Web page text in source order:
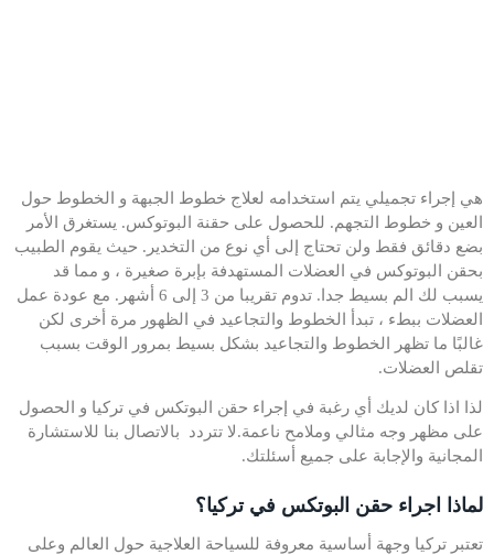
هي إجراء تجميلي يتم استخدامه لعلاج خطوط الجبهة و الخطوط حول
العين و خطوط التجهم. للحصول على حقنة البوتوكس. يستغرق الأمر
بضع دقائق فقط ولن تحتاج إلى أي نوع من التخدير. حيث يقوم الطبيب
بحقن البوتوكس في العضلات المستهدفة بإبرة صغيرة ، و مما قد
يسبب لك الم بسيط جدا. تدوم تقريبا من 3 إلى 6 أشهر. مع عودة عمل
العضلات ببطء ، تبدأ الخطوط والتجاعيد في الظهور مرة أخرى لكن
غالبًا ما تظهر الخطوط والتجاعيد بشكل بسيط بمرور الوقت بسبب
تقلص العضلات.
لذا اذا كان لديك أي رغبة في إجراء حقن البوتكس في تركيا و الحصول
على مظهر وجه مثالي وملامح ناعمة.لا تتردد بالاتصال بنا للاستشارة
المجانية والإجابة على جميع أسئلتك.
لماذا اجراء حقن البوتكس في تركيا؟
تعتبر تركيا وجهة أساسية معروفة للسياحة العلاجية حول العالم وعلى